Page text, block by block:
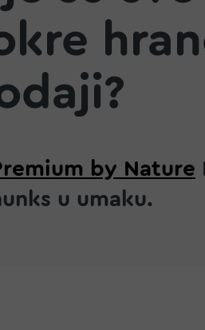
by Nature
u umaku.